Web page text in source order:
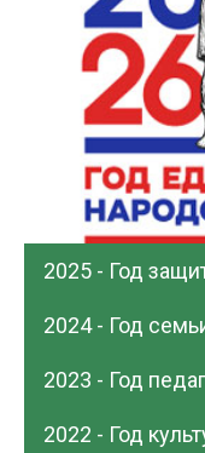
2025 - Год
2024 - Год
2023 - Год
2022 - Год